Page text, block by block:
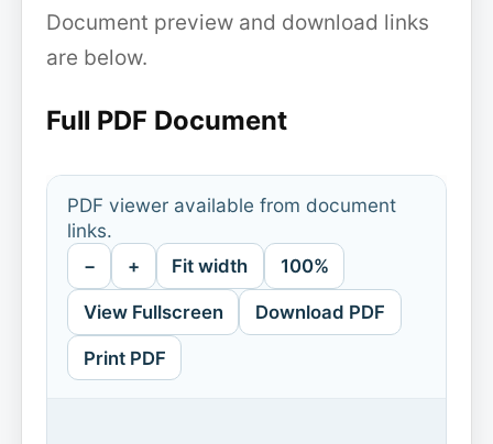
Document preview and download links
are below.
Full PDF Document
PDF viewer available from document
links.
− + Fit width 100%
View Fullscreen Download PDF
Print PDF